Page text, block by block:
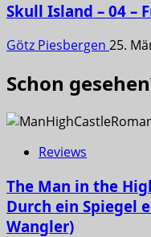
Skull Island – 04 –
Götz Piesbergen 25.
Schon
Reviews
The Man in the
Durch ein Spiegel
Wangler)